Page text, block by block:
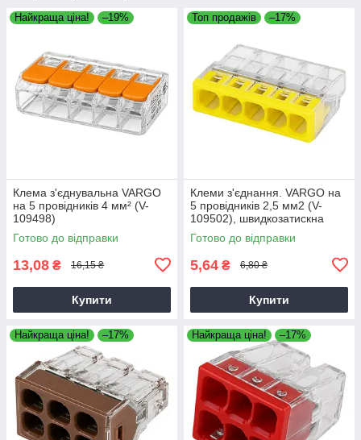
Найкраща ціна! –19%
Клема з'єднувальна VARGO
на 5 провідників 4 мм² (V-
109498)
Готово до відправки
13,08 ₴ 16,15 ₴
Купити
Топ продажів –17%
Клеми з'єднання. VARGO на
5 провідників 2,5 мм2 (V-
109502), швидкозатискна
клема для електропроводки
Готово до відправки
5,64 ₴ 6,80 ₴
Купити
Найкраща ціна! –17% Найкраща ціна! –17%